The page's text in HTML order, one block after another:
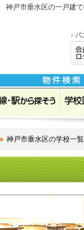
神戸市垂水区の一戸建
神戸市垂水区の学校一覧